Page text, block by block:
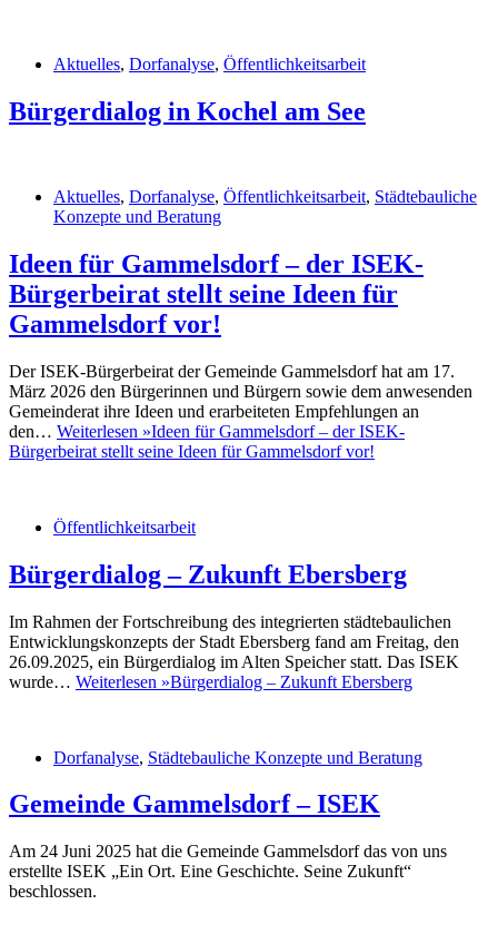
Aktuelles, Dorfanalyse, Öffentlichkeitsarbeit
Bürgerdialog in Kochel am See
Aktuelles, Dorfanalyse, Öffentlichkeitsarbeit, Städtebauliche
Konzepte und Beratung
Ideen für Gammelsdorf – der ISEK-
Bürgerbeirat stellt seine Ideen für
Gammelsdorf vor!
Der ISEK-Bürgerbeirat der Gemeinde Gammelsdorf hat am 17.
März 2026 den Bürgerinnen und Bürgern sowie dem anwesenden
Gemeinderat ihre Ideen und erarbeiteten Empfehlungen an
den… Weiterlesen »Ideen für Gammelsdorf – der ISEK-
Bürgerbeirat stellt seine Ideen für Gammelsdorf vor!
Öffentlichkeitsarbeit
Bürgerdialog – Zukunft Ebersberg
Im Rahmen der Fortschreibung des integrierten städtebaulichen
Entwicklungskonzepts der Stadt Ebersberg fand am Freitag, den
26.09.2025, ein Bürgerdialog im Alten Speicher statt. Das ISEK
wurde… Weiterlesen »Bürgerdialog – Zukunft Ebersberg
Dorfanalyse, Städtebauliche Konzepte und Beratung
Gemeinde Gammelsdorf – ISEK
Am 24 Juni 2025 hat die Gemeinde Gammelsdorf das von uns
erstellte ISEK „Ein Ort. Eine Geschichte. Seine Zukunft“
beschlossen.